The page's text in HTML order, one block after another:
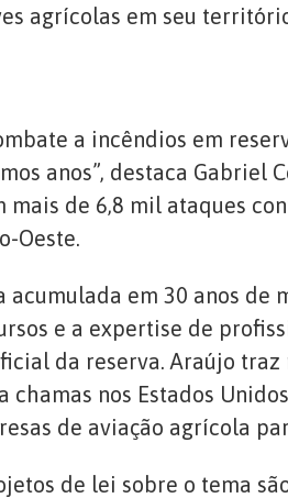
agrícolas em seu
a incêndios em
anos”, destaca Gabriel
mais de 6,8 mil ataques
Oeste.
em 30 anos de
e a expertise de
da reserva. Araújo traz
nos Estados
de aviação agrícola
de lei sobre o tema